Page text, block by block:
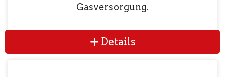
Gasversorgung.
Details